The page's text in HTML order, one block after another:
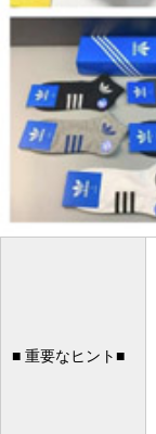
■ 重要なヒント■